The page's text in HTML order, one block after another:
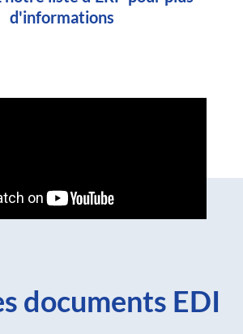
d'informations
documents EDI